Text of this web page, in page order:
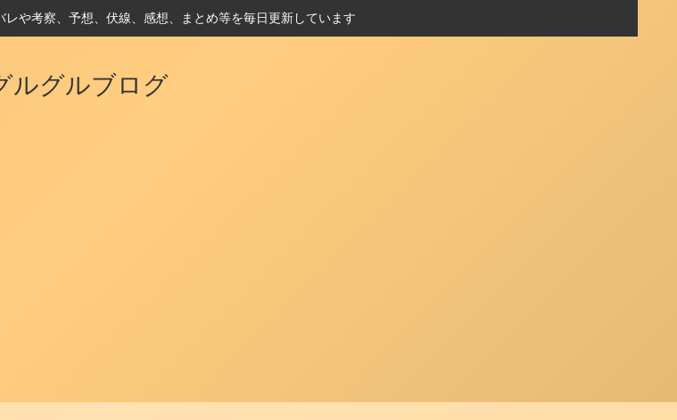
や考察、予想、伏線、感想、まとめ等を毎日更新しています
ルグルブログ